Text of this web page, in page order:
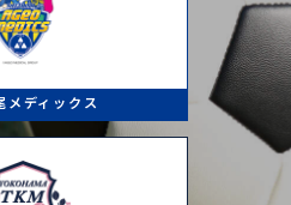
メディックス